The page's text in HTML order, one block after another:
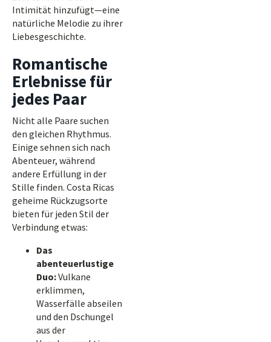
Intimität hinzufügt—eine
natürliche Melodie zu ihrer
Liebesgeschichte.
Romantische
Erlebnisse für
jedes Paar
Nicht alle Paare suchen
den gleichen Rhythmus.
Einige sehnen sich nach
Abenteuer, während
andere Erfüllung in der
Stille finden. Costa Ricas
geheime Rückzugsorte
bieten für jeden Stil der
Verbindung etwas:
Das
abenteuerlustige
Duo:Vulkane
erklimmen,
Wasserfälle abseilen
und den Dschungel
aus der